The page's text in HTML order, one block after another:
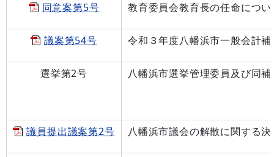
同意案第5号 教育委員会教育長の任命につ
議案第54号 令和３年度八幡浜市一般会計
選挙第2号 八幡浜市選挙管理委員及び同
議員提出議案第2号 八幡浜市議会の解散に関する